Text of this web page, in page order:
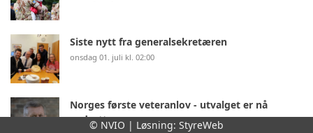
Siste nytt fra generalsekretæren
onsdag 01. juli kl. 02:00
Norges første veteranlov - utvalget er nå
nedsatt© NVIO | Løsning: StyreWeb